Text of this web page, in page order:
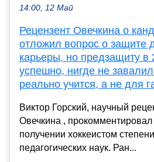
14:00, 12 Май
Рецензент Овечкина о
отложил вопрос о защите
карьеры, но предзащиту в
успешно, нигде не
реально учится, а не для
Виктор Горский, научный
Овечкина ,
получении хоккеистом
педагогических наук. Ран...